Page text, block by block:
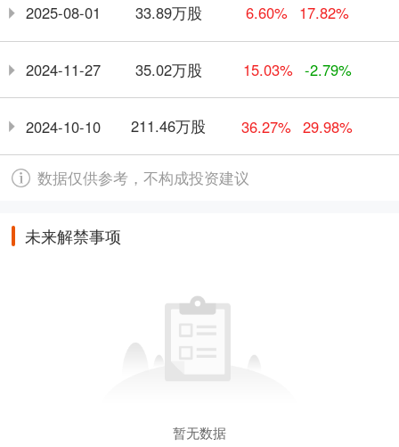
2025-08-01 33.89万股 6.60% 17.82%
2024-11-27 35.02万股 15.03% -2.79%
2024-10-10 211.46万股 36.27% 29.98%
数据仅供参考，不构成投资建议
未来解禁事项
暂无数据